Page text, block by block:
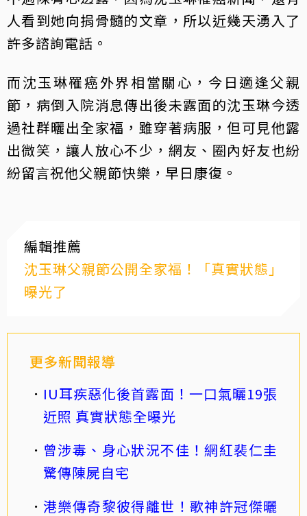
人看到她向捐骨髓的文章，所以近幾天湧入了
許多諮詢電話。
而沈玉琳罹癌外界相當關心，今日適逢父親
節，病倒入院消息傳出後未露面的沈玉琳今透
過社群曬出全家福，雖穿著病服，但可見他露
出微笑，讓人放心不少，網友、圈內好友也紛
紛留言祝他父親節快樂，早日康復。
編輯推薦
沈玉琳父親節公開全家福！「真實狀態」
曝光了
更多新聞報導
IU耳疾惡化後首露面！一口氣曬19張
近照 真實狀態全曝光
曾涉毒、身心狀況不佳！網紅裴仁圭
驚傳陳屍自宅
港樂傳奇黎彼得離世！歌神許冠傑曬